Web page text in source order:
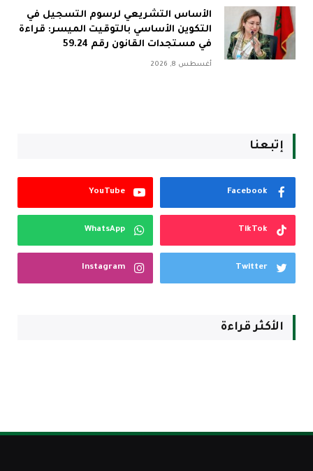
الأساس التشريعي لرسوم التسجيل في
التكوين الأساسي بالتوقيت الميسر: قراءة
في مستجدات القانون رقم 59.24
أغسطس 8, 2026
إتبعنا
Facebook
YouTube
TikTok
WhatsApp
Twitter
Instagram
الأكثر قراءة